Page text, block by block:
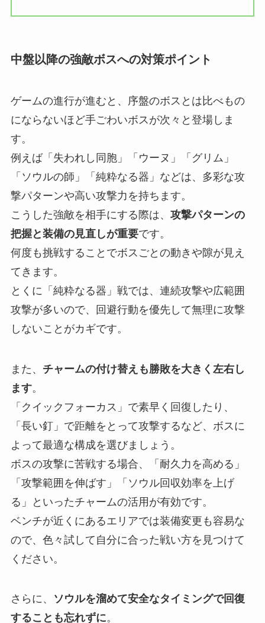
中盤以降の強敵ボスへの対策ポイント
ゲームの進行が進むと、序盤のボスとは比べもの
にならないほど手ごわいボスが次々と登場しま
す。
例えば「失われし同胞」「ウーヌ」「グリム」
「ソウルの師」「純粋なる器」などは、多彩な攻
撃パターンや高い攻撃力を持ちます。
こうした強敵を相手にする際は、 攻撃パターンの
把握と装備の見直しが重要です。
何度も挑戦することでボスごとの動きや隙が見え
てきます。
とくに「純粋なる器」戦では、連続攻撃や広範囲
攻撃が多いので、回避行動を優先して無理に攻撃
しないことがカギです。
また、 チャームの付け替えも勝敗を大きく左右し
ます。
「クイックフォーカス」で素早く回復したり、
「長い釘」で距離をとって攻撃するなど、ボスに
よって最適な構成を選びましょう。
ボスの攻撃に苦戦する場合、「耐久力を高める」
「攻撃範囲を伸ばす」「ソウル回収効率を上げ
る」といったチャームの活用が有効です。
ベンチが近くにあるエリアでは装備変更も容易な
ので、色々試して自分に合った戦い方を見つけて
ください。
さらに、
ソウルを溜めて安全なタイミングで回復
することも忘れずに。